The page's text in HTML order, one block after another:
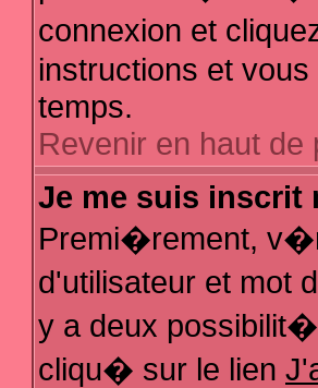
connexion et
instructions et
temps.
Revenir en haut de
Je me suis inscrit
Premi�rement,
d'utilisateur et mot
y a deux
cliqu� sur le lien